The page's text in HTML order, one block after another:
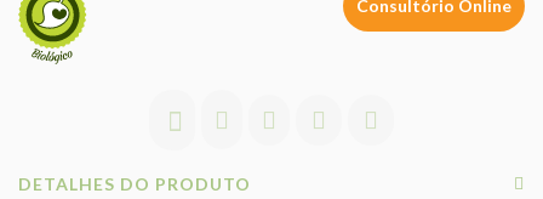
Consultório Online
DETALHES DO PRODUTO